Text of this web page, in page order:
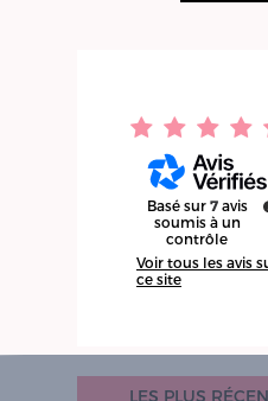
Basé sur 7 avis
soumis à un
contrôle
Voir tous les avis
ce site